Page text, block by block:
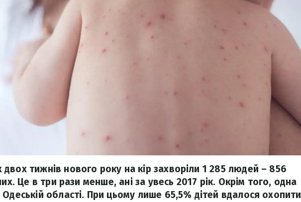
тижнів нового року на кір захворіли 1 285 людей – 856
Це в три рази менше, ані за увесь 2017 рік. Окрім того, одна
області. При цьому лише 65,5% дітей вдалося охопити